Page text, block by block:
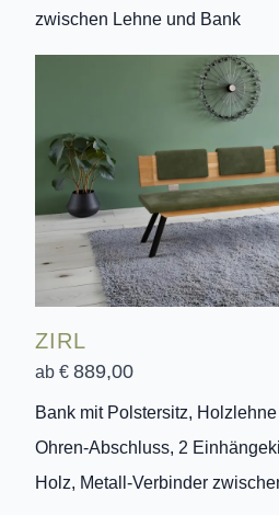
zwischen Lehne und Bank
ZIRL
ab € 889,00
Bank mit Polstersitz,
Ohren-Abschluss, 2
Holz, Metall-Verbinder